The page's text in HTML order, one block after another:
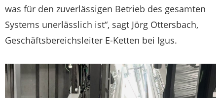
was für den zuverlässigen Betrieb des gesamten
Systems unerlässlich ist“, sagt Jörg Ottersbach,
Geschäftsbereichsleiter E-Ketten bei Igus.